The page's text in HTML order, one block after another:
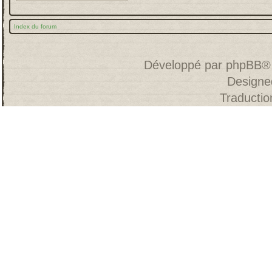
Index du forum
Développé par phpBB®